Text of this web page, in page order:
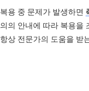
복용 중 문제가 발생하면
의의 안내에 따라 복용을
항상 전문가의 도움을 받